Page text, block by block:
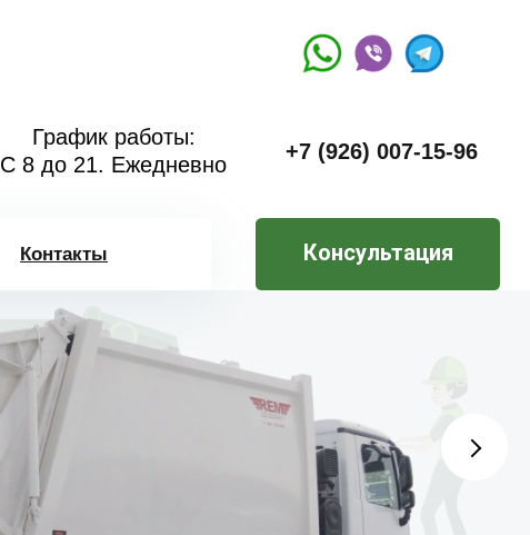
График работы:
С 8 до 21. Ежедневно
+7 (926) 007-15-96
Контакты Консультация